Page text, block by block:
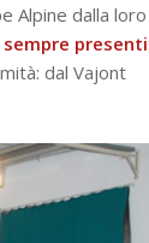
Alpine dalla loro
sempre presenti
dal Vajont